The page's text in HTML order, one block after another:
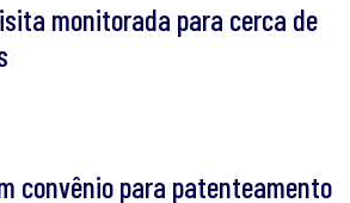
monitorada para cerca de
convênio para patenteamento